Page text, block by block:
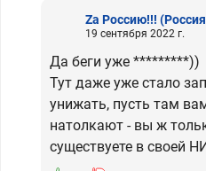
Zа Россию!!!
19 сентября 2022 г.
Да беги уже *********))
Тут даже уже стало
унижать, пусть там
натолкают - вы ж
существуете в своей